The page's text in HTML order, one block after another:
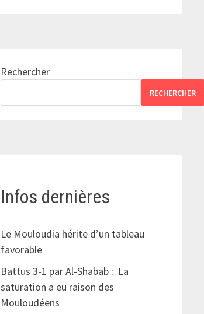
Rechercher
RECHERCHER
Infos dernières
Le Mouloudia hérite d’un tableau
favorable
Battus 3-1 par Al-Shabab : La
saturation a eu raison des
Mouloudéens